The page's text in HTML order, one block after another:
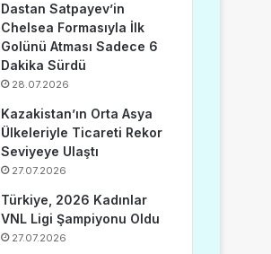
Dastan Satpayev’in
Chelsea Formasıyla İlk
Golünü Atması Sadece 6
Dakika Sürdü
28.07.2026
Kazakistan’ın Orta Asya
Ülkeleriyle Ticareti Rekor
Seviyeye Ulaştı
27.07.2026
Türkiye, 2026 Kadınlar
VNL Ligi Şampiyonu Oldu
27.07.2026